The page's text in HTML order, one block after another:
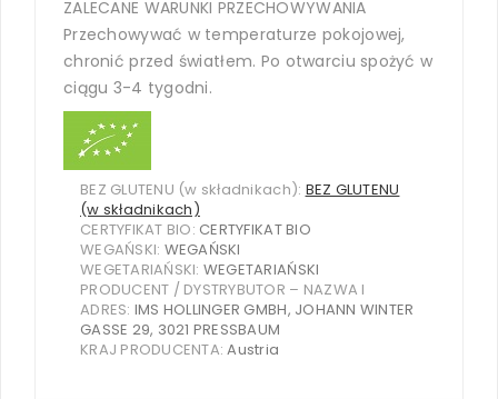
ZALECANE WARUNKI PRZECHOWYWANIA
Przechowywać w temperaturze pokojowej,
chronić przed światłem. Po otwarciu spożyć w
ciągu 3-4 tygodni.
BEZ GLUTENU (w składnikach): BEZ GLUTENU
(w składnikach)
CERTYFIKAT BIO: CERTYFIKAT BIO
WEGAŃSKI: WEGAŃSKI
WEGETARIAŃSKI: WEGETARIAŃSKI
PRODUCENT / DYSTRYBUTOR – NAZWA I
ADRES: IMS HOLLINGER GMBH, JOHANN WINTER
GASSE 29, 3021 PRESSBAUM
KRAJ PRODUCENTA:Austria